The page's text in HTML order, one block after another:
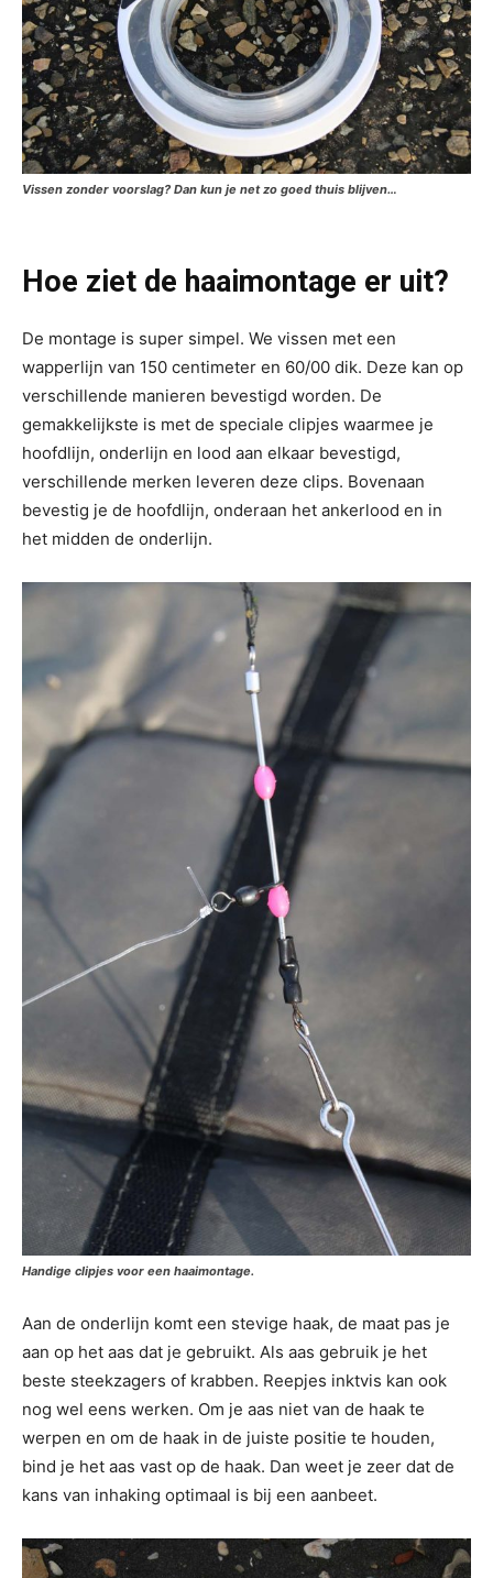
Vissen zonder voorslag? Dan kun je net zo goed thuis blijven…
Hoe ziet de haaimontage er uit?
De montage is super simpel. We vissen met een
wapperlijn van 150 centimeter en 60/00 dik. Deze kan op
verschillende manieren bevestigd worden. De
gemakkelijkste is met de speciale clipjes waarmee je
hoofdlijn, onderlijn en lood aan elkaar bevestigd,
verschillende merken leveren deze clips. Bovenaan
bevestig je de hoofdlijn, onderaan het ankerlood en in
het midden de onderlijn.
Handige clipjes voor een haaimontage.
Aan de onderlijn komt een stevige haak, de maat pas je
aan op het aas dat je gebruikt. Als aas gebruik je het
beste steekzagers of krabben. Reepjes inktvis kan ook
nog wel eens werken. Om je aas niet van de haak te
werpen en om de haak in de juiste positie te houden,
bind je het aas vast op de haak. Dan weet je zeer dat de
kans van inhaking optimaal is bij een aanbeet.